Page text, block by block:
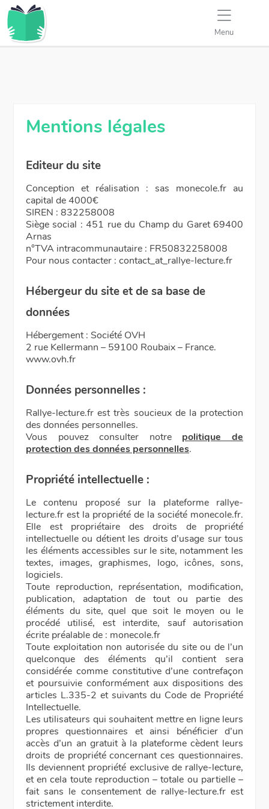
Menu
Mentions légales
Editeur du site
Conception et réalisation : sas monecole.fr au
capital de 4000€
SIREN : 832258008
Siège social : 451 rue du Champ du Garet 69400
Arnas
n°TVA intracommunautaire : FR50832258008
Pour nous contacter : contact_at_rallye-lecture.fr
Hébergeur du site et de sa base de
données
Hébergement : Société OVH
2 rue Kellermann – 59100 Roubaix – France.
www.ovh.fr
Données personnelles :
Rallye-lecture.fr est très soucieux de la protection
des données personnelles.
Vous pouvez consulter notre politique de
protection des données personnelles.
Propriété intellectuelle :
Le contenu proposé sur la plateforme rallye-
lecture.fr est la propriété de la société monecole.fr.
Elle est propriétaire des droits de propriété
intellectuelle ou détient les droits d’usage sur tous
les éléments accessibles sur le site, notamment les
textes, images, graphismes, logo, icônes, sons,
logiciels.
Toute reproduction, représentation, modification,
publication, adaptation de tout ou partie des
éléments du site, quel que soit le moyen ou le
procédé utilisé, est interdite, sauf autorisation
écrite préalable de : monecole.fr
Toute exploitation non autorisée du site ou de l’un
quelconque des éléments qu’il contient sera
considérée comme constitutive d’une contrefaçon
et poursuivie conformément aux dispositions des
articles L.335-2 et suivants du Code de Propriété
Intellectuelle.
Les utilisateurs qui souhaitent mettre en ligne leurs
propres questionnaires et ainsi bénéficier d’un
accès d’un an gratuit à la plateforme cèdent leurs
droits de propriété concernant ces questionnaires.
Ils deviennent propriété exclusive de rallye-lecture,
et en cela toute reproduction – totale ou partielle –
fait sans le consentement de rallye-lecture.fr est
strictement interdite.